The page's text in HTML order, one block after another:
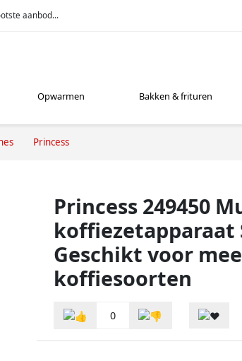
aanbod...
Opwarmen Bakken & frituren
Princess
Princess 249450
koffiezetapparaat
Geschikt voor
koffiesoorten
0